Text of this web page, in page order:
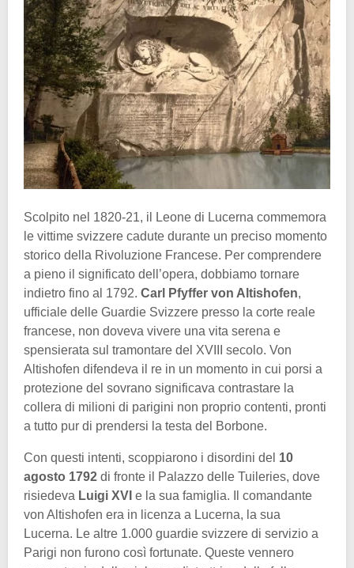
Scolpito nel 1820-21, il Leone di Lucerna commemora
le vittime svizzere cadute durante un preciso momento
storico della Rivoluzione Francese. Per comprendere
a pieno il significato dell’opera, dobbiamo tornare
indietro fino al 1792. Carl Pfyffer von Altishofen,
ufficiale delle Guardie Svizzere presso la corte reale
francese, non doveva vivere una vita serena e
spensierata sul tramontare del XVIII secolo. Von
Altishofen difendeva il re in un momento in cui porsi a
protezione del sovrano significava contrastare la
collera di milioni di parigini non proprio contenti, pronti
a tutto pur di prendersi la testa del Borbone.
Con questi intenti, scoppiarono i disordini del 10
agosto 1792 di fronte il Palazzo delle Tuileries, dove
risiedeva Luigi XVI e la sua famiglia. Il comandante
von Altishofen era in licenza a Lucerna, la sua
Lucerna. Le altre 1.000 guardie svizzere di servizio a
Parigi non furono così fortunate. Queste vennero